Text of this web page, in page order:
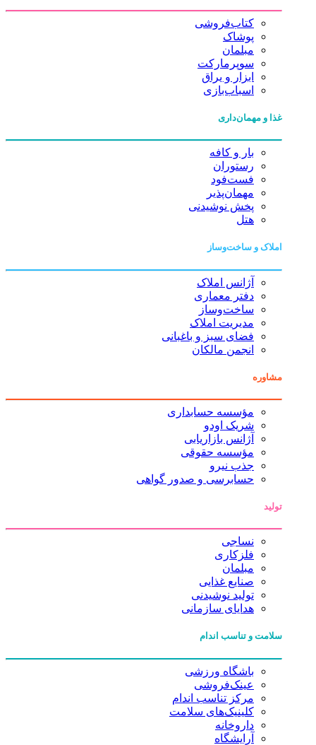
کتاب‌فروشی
پوشاک
مبلمان
سوپرمارکت
ابزار و یراق
اسباب‌بازی
غذا و مهمان‌داری
بار و کافه
رستوران
فست‌فود
مهمان‌پذیر
پخش نوشیدنی
هتل
املاک و ساخت‌وساز
آژانس املاک
دفتر معماری
ساخت‌وساز
مدیریت املاک
فضای سبز و باغبانی
انجمن مالکان
مشاوره
مؤسسه حسابداری
شریک اودو
آژانس بازاریابی
مؤسسه حقوقی
جذب نیرو
حسابرسی و صدور گواهی
تولید
نساجی
فلزکاری
مبلمان
صنایع غذایی
تولید نوشیدنی
هدایای سازمانی
سلامت و تناسب اندام
باشگاه ورزشی
عینک‌فروشی
مرکز تناسب اندام
کلینیک‌های سلامت
داروخانه
آرایشگاه